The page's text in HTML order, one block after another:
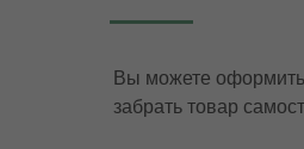
Вы можете оформить
забрать товар